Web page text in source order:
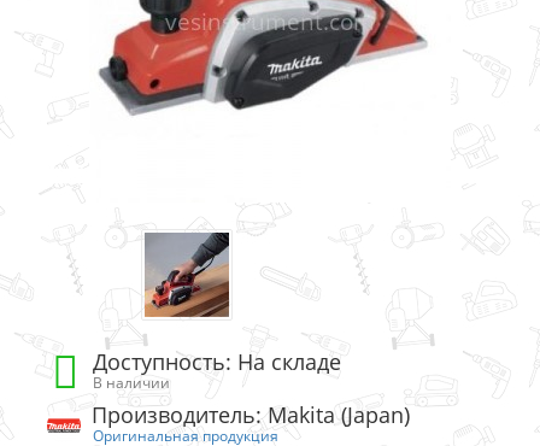
Доступность: На складе
В наличии
Производитель: Makita (Japan)
Оригинальная продукция